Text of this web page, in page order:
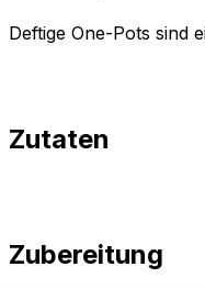
Deftige One-Pots sind
Zutaten
Zubereitung